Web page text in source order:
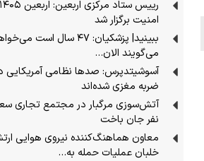
امنیت برگزار شد
ببینید| پزشکیان: ۴۷ سال
می‌گویند الان…
آسوشیتدپرس: صدها نظامی آمریکایی
ضربه مغزی شده‌اند
آتش‌سوزی مرگبار در مجتمع تجاری
نفر جان باخت
معاون هماهنگ‌کننده نیروی هوایی
خلبان عملیات حمله به…